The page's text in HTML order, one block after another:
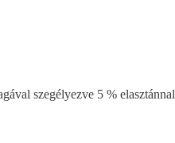
szegélyezve 5 % elasztánnal